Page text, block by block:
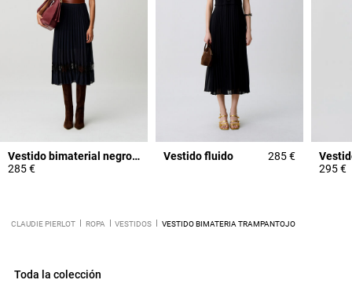
Vestido bimaterial negro y azul marino
285 €
Vestido fluido
285 €
295 €
CLAUDIE PIERLOT ROPA VESTIDOS VESTIDO BIMATERIA TRAMPANTOJO
Toda la colección